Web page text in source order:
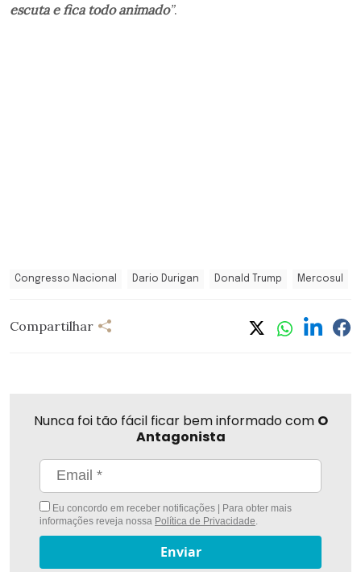
escuta e fica todo animado”.
Congresso Nacional Dario Durigan Donald Trump Mercosul
Compartilhar
Nunca foi tão fácil ficar bem informado com O
Antagonista
Eu concordo em receber notificações | Para obter mais
informações reveja nossa Política de Privacidade.
Enviar